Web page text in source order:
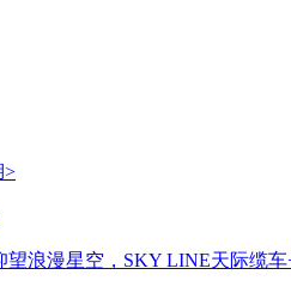
浪漫星空，SKY LINE天际缆